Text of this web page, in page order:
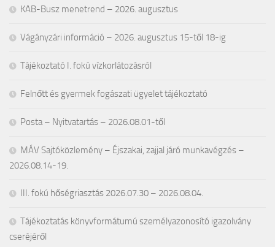
KAB-Busz menetrend – 2026. augusztus
Vágányzári információ – 2026. augusztus 15-től 18-ig
Tájékoztató I. fokú vízkorlátozásról
Felnőtt és gyermek fogászati ügyelet tájékoztató
Posta – Nyitvatartás – 2026.08.01-től
MÁV Sajtóközlemény – Éjszakai, zajjal járó munkavégzés –
2026.08.14-19.
III. fokú hőségriasztás 2026.07.30 – 2026.08.04.
Tájékoztatás könyvformátumú személyazonosító igazolvány
cseréjéről